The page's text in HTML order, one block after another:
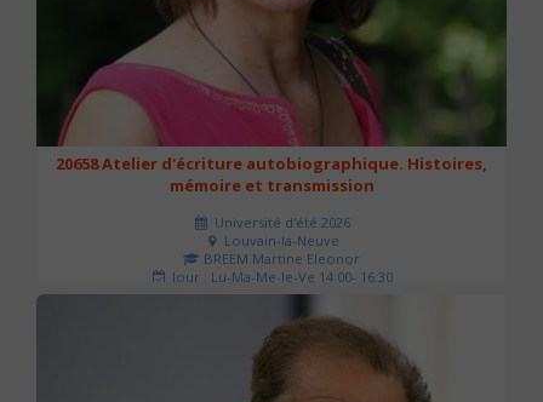
20658 Atelier d'écriture autobiographique. Histoires,
mémoire et transmission
Université d'été 2026
Louvain-la-Neuve
BREEM Martine Eleonor
Jour : Lu-Ma-Me-Je-Ve 14:00- 16:30
Nombre de séances : 3